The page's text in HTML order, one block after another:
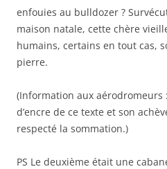
enfouies au bulldozer ?
maison natale, cette chère
humains, certains en tout cas,
pierre.
(Information aux
d’encre de ce texte et son
respecté la sommation.)
PS Le deuxième était une